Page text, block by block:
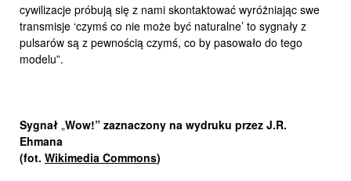
cywilizacje próbują się z nami skontaktować wyróżniając swe
transmisje ‘czymś co nie może być naturalne’ to sygnały z
pulsarów są z pewnością czymś, co by pasowało do tego
modelu”.
Sygnał „Wow!” zaznaczony na wydruku przez J.R.
Ehmana
(fot. Wikimedia Commons)